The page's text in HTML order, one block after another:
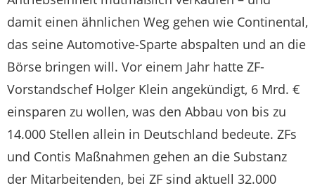
damit einen ähnlichen Weg gehen wie Continental,
das seine Automotive-Sparte abspalten und an die
Börse bringen will. Vor einem Jahr hatte ZF-
Vorstandschef Holger Klein angekündigt, 6 Mrd. €
einsparen zu wollen, was den Abbau von bis zu
14.000 Stellen allein in Deutschland bedeute. ZFs
und Contis Maßnahmen gehen an die Substanz
der Mitarbeitenden, bei ZF sind aktuell 32.000